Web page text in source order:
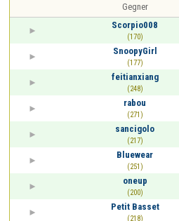
Gegner
Scorpio008
(170)
SnoopyGirl
(177)
feitianxiang
(248)
rabou
(271)
sancigolo
(217)
Bluewear
(251)
oneup
(200)
Petit Basset
(218)